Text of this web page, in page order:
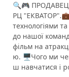
🔍🎮
РЦ
технологіями
до нашої
фільм на
ю. 🖥Чого ми
ш навчатися і